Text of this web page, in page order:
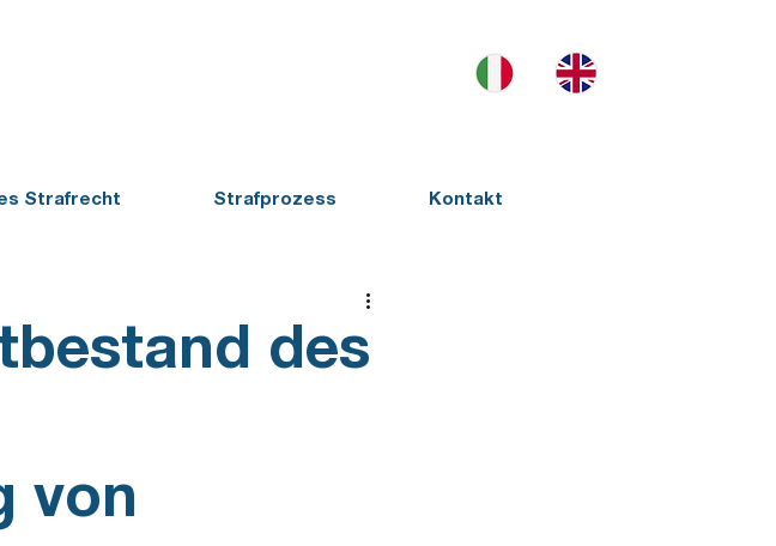
Strafrecht Strafprozess Kontakt
des
von